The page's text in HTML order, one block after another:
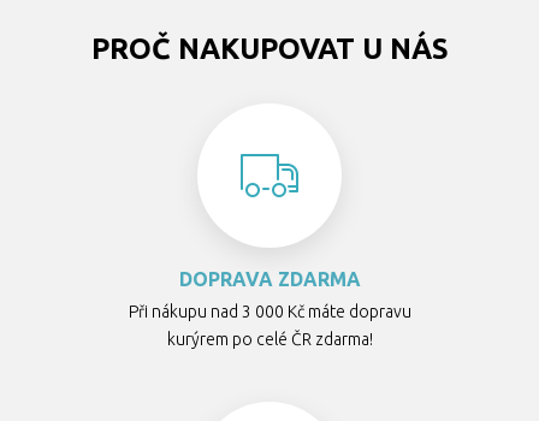
PROČ NAKUPOVAT U NÁS
DOPRAVA ZDARMA
Při nákupu nad 3 000 Kč máte dopravu
kurýrem po celé ČR zdarma!